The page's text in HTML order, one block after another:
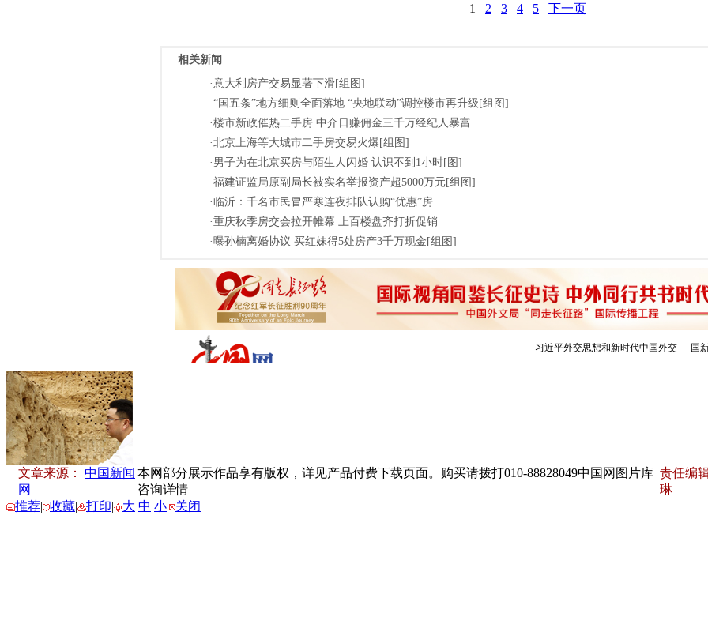
1 2 3 4 5 下一页
相关新闻
·意大利房产交易显著下滑[组图]
·“国五条”地方细则全面落地 “央地联动”调控楼市再升级[组图]
·楼市新政催热二手房 中介日赚佣金三千万经纪人暴富
·北京上海等大城市二手房交易火爆[组图]
·男子为在北京买房与陌生人闪婚 认识不到1小时[图]
·福建证监局原副局长被实名举报资产超5000万元[组图]
·临沂：千名市民冒严寒连夜排队认购“优惠”房
·重庆秋季房交会拉开帷幕 上百楼盘齐打折促销
·曝孙楠离婚协议 买红妹得5处房产3千万现金[组图]
文章来源： 中国新闻
网
本网部分展示作品享有版权，详见产品付费下载页面。购买请拨打010-88828049中国网图片库
咨询详情
责任编
琳
推荐| 收藏| 打印| 大 中 小| 关闭